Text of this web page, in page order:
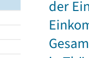
der